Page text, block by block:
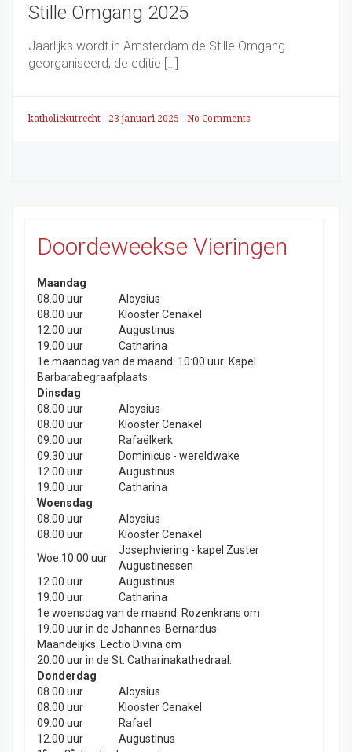
Stille Omgang 2025
Jaarlijks wordt in Amsterdam de Stille Omgang
georganiseerd, de editie […]
katholiekutrecht - 23 januari 2025 - No Comments
Doordeweekse Vieringen
Maandag
08.00 uur
Aloysius
08.00 uur
Klooster Cenakel
12.00 uur
Augustinus
19.00 uur
Catharina
1e maandag van de maand: 10:00 uur: Kapel
Barbarabegraafplaats
Dinsdag
08.00 uur
Aloysius
08.00 uur
Klooster Cenakel
09.00 uur
Rafaëlkerk
09.30 uur
Dominicus - wereldwake
12.00 uur
Augustinus
19.00 uur
Catharina
Woensdag
08.00 uur
Aloysius
08.00 uur
Klooster Cenakel
Woe 10.00 uur
Josephviering - kapel Zuster
Augustinessen
12.00 uur
Augustinus
19.00 uur
Catharina
1e woensdag van de maand: Rozenkrans om
19.00 uur in de Johannes-Bernardus.
Maandelijks: Lectio Divina om
20.00 uur in de St. Catharinakathedraal.
Donderdag
08.00 uur
Aloysius
08.00 uur
Klooster Cenakel
09.00 uur
Rafael
12.00 uur
Augustinus